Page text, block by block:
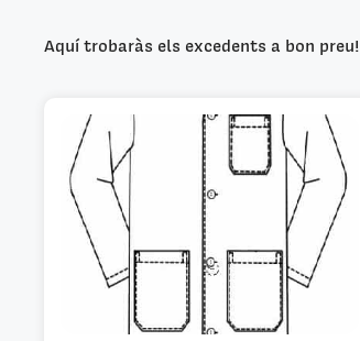
Aquí trobaràs els excedents a bon preu!